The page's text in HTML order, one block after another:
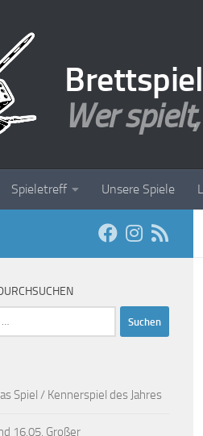
Wer
Spieletreff Unsere Spiele
Spiel / Kennerspiel des Jahres
16.05. Großer